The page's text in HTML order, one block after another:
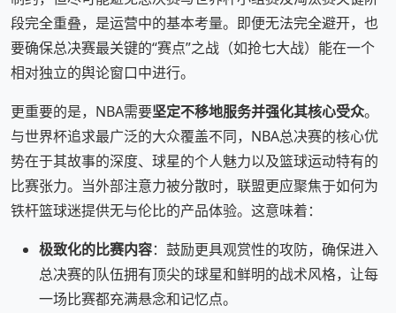
段完全重叠，是运营中的基本考量。即便无法完全避开，也
要确保总决赛最关键的“赛点”之战（如抢七大战）能在一个
相对独立的舆论窗口中进行。
更重要的是，NBA需要坚定不移地服务并强化其核心受众。
与世界杯追求最广泛的大众覆盖不同，NBA总决赛的核心优
势在于其故事的深度、球星的个人魅力以及篮球运动特有的
比赛张力。当外部注意力被分散时，联盟更应聚焦于如何为
铁杆篮球迷提供无与伦比的产品体验。这意味着：
极致化的比赛内容：鼓励更具观赏性的攻防，确保进入
总决赛的队伍拥有顶尖的球星和鲜明的战术风格，让每
一场比赛都充满悬念和记忆点。